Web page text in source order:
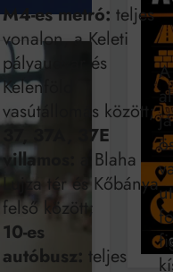
M4-es metró: teljes
vonalon, a Keleti
pályaudvar és
Kelenföld
vasútállomás között;
37, 37A, 37E
villamos:
a Blaha
Lujza tér és Kőbánya
felső között;
10-es
autóbusz:
teljes